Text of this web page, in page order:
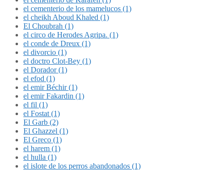
el cementerio de los mamelucos (1)
el cheikh Aboud Khaled (1)
El Choubrah (1)
el circo de Herodes Agripa. (1)
el conde de Dreux (1)
el divorcio (1)
el doctro Clot-Bey (1)
el Dorador (1)
el efod (1)
el emir Béchir (1)
el emir Fakardin (1)
el fil (1)
el Fostat (1)
El Garb (2)
El Ghazzel (1)
El Greco (1)
el harem (1)
el hulla (1)
el islote de los perros abandonados (1)